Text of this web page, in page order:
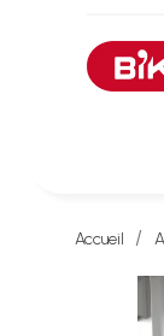
Accueil